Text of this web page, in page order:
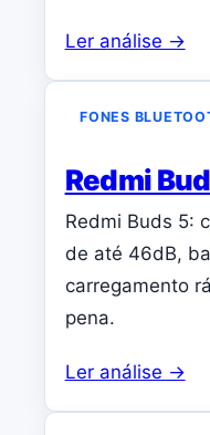
Ler análise →
FONES
Redmi
Redmi Buds 5:
de até 46dB,
carregamento
pena.
Ler análise →